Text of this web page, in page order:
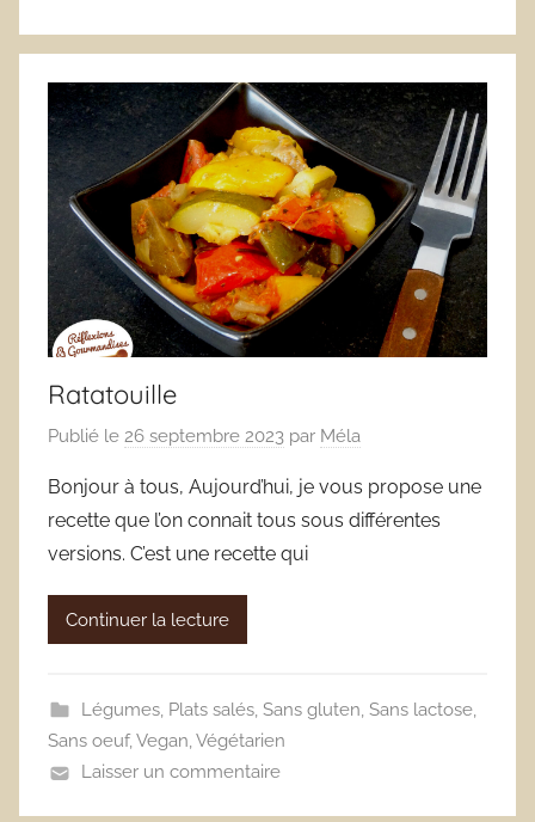
Ratatouille
Publié le 26 septembre 2023 par Méla
Bonjour à tous, Aujourd’hui, je vous propose une
recette que l’on connait tous sous différentes
versions. C’est une recette qui
Continuer la lecture
Légumes, Plats salés, Sans gluten, Sans lactose,
Sans oeuf,Vegan,Végétarien
Laisser un commentaire